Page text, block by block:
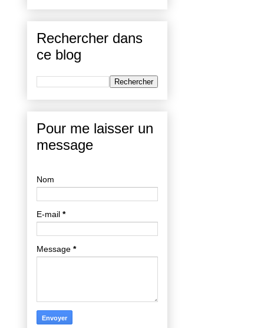
Rechercher dans
ce blog
Pour me laisser un
message
Nom
E-mail *
Message *